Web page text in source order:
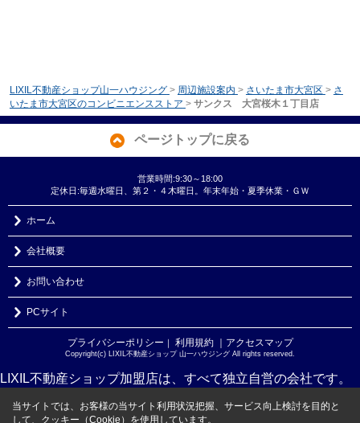
LIXIL不動産ショップ山一ハウジング > 周辺施設案内 > さいたま市大宮区 > さ
いたま市大宮区のコンビニエンスストア > サンクス 大宮桜木１丁目店
ページトップに戻る
営業時間:9:30～18:00
定休日:毎週水曜日、第２・４木曜日。年末年始・夏季休業・ＧＷ
ホーム
会社概要
お問い合わせ
PCサイト
プライバシーポリシー ｜ 利用規約 ｜アクセスマップ
Copyright(c) LIXIL不動産ショップ 山一ハウジング All rights reserved.
LIXIL不動産ショップ加盟店は、すべて独立自営の会社です。
当サイトでは、お客様の当サイト利用状況把握、サービス向上検討を目的と
して、クッキー（Cookie）を使用しています。